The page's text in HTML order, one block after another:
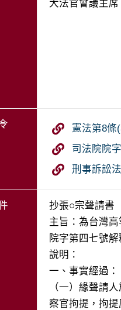
憲法第8條
司法院院
刑事訴訟
抄張○宗聲請書
主旨：為台灣
院字第四七號
說明：
一、事實經過：
（一）緣聲請
察官拘提，拘